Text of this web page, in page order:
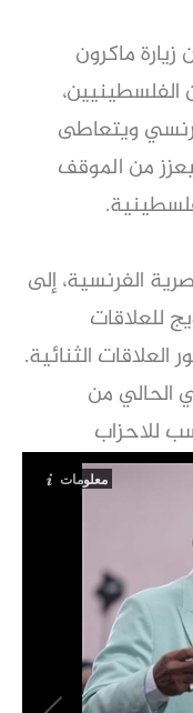
زيارة ماكرون
ويتعاطى
من الموقف
الفرنسية، إلى
للعلاقات
العلاقات الثنائية.
الحالي من
للاحزاب
معلومات